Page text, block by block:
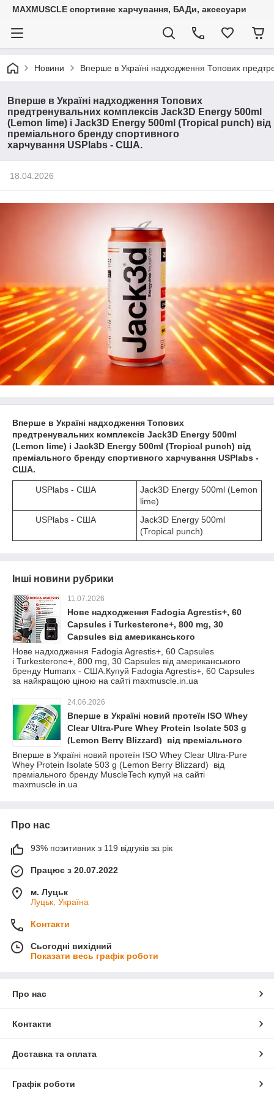
MAXMUSCLE спортивне харчування, БАДи, аксесуари
Новини Вперше в Україні надходження Топових
Вперше в Україні надходження Топових
предтренувальних комплексів Jack3D Energy 500ml
(Lemon lime) і Jack3D Energy 500ml (Tropical punch) від
преміального бренду спортивного
харчування USPlabs - США.
18.04.2026
Вперше в Україні надходження Топових
предтренувальних комплексів Jack3D Energy 500ml
(Lemon lime) і Jack3D Energy 500ml (Tropical punch) від
преміального бренду спортивного харчування USPlabs -
США.
USPlabs - США
Jack3D Energy 500ml (Lemon
lime)
USPlabs - США
Jack3D Energy 500ml
(Tropical punch)
Інші новини рубрики
11.07.2026
Нове надходження Fadogia Agrestis+, 60
Capsules і Turkesterone+, 800 mg, 30
Capsules від американського
бренду Humanx - США.Купуй Fadogia
Agrestis+, 60 Capsules за найкращою ціною
на сайті maxmuscle.in.ua
Нове надходження Fadogia Agrestis+, 60 Capsules
і Turkesterone+, 800 mg, 30 Capsules від американського
бренду Humanx - США.Купуй Fadogia Agrestis+, 60 Capsules
за найкращою ціною на сайті maxmuscle.in.ua
24.06.2026
Вперше в Україні новий протеїн ISO Whey
Clear Ultra-Pure Whey Protein Isolate 503 g
(Lemon Berry Blizzard) від преміального
бренду MuscleTech купуй на сайті
maxmuscle.in.ua
Вперше в Україні новий протеїн ISO Whey Clear Ultra-Pure
Whey Protein Isolate 503 g (Lemon Berry Blizzard) від
преміального бренду MuscleTech купуй на сайті
maxmuscle.in.ua
Про нас
93% позитивних з 119 відгуків за рік
Працює з 20.07.2022
м. Луцьк
Луцьк, Україна
Контакти
Сьогодні вихідний
Показати весь графік роботи
Про нас
Контакти
Доставка та оплата
Графік роботи